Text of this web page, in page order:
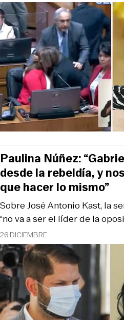
26 DICIEMBRE
Sobre José Antonio Kast, la
“no va a ser el líder de la
Paulina Núñez:
desde la rebeldía, y
que hacer lo mismo”